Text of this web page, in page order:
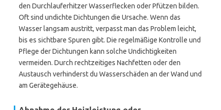
den Durchlauferhitzer Wasserflecken oder Pfützen bilden.
Oft sind undichte Dichtungen die Ursache. Wenn das
Wasser langsam austritt, verpasst man das Problem leicht,
bis es sichtbare Spuren gibt. Die regelmäßige Kontrolle und
Pflege der Dichtungen kann solche Undichtigkeiten
vermeiden. Durch rechtzeitiges Nachfetten oder den
Austausch verhinderst du Wasserschäden an der Wand und
am Gerätegehäuse.